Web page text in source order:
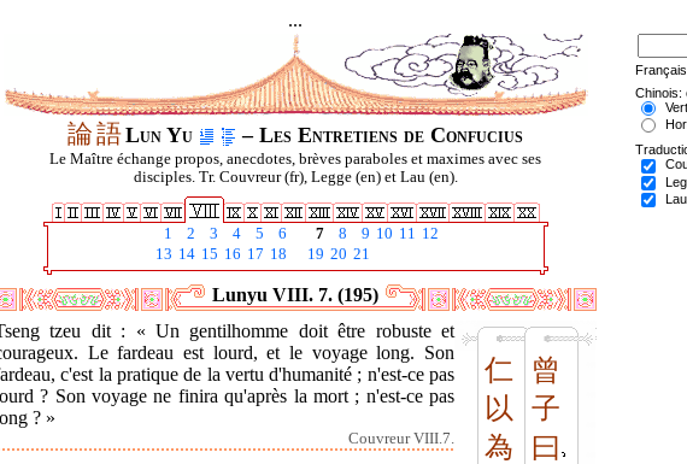
...
論語Lun Yu – Les Entretiens de Confucius
Le Maître échange propos, anecdotes, brèves paraboles et maximes avec ses
disciples. Tr. Couvreur (fr), Legge (en) et Lau (en).
1 2 3 4 5 6 7 8 9 10 11 12
13 14 15 16 17 18 19 20 21
Lunyu VIII. 7. (195)
仁
以
為
曾
子
曰
tzeu dit : « Un gentilhomme doit être robuste et
Le fardeau est lourd, et le voyage long. Son
c'est la pratique de la vertu d'humanité ; n'est-ce pas
? Son voyage ne finira qu'après la mort ; n'est-ce pas
? »
Couvreur VIII.7.
Chinois:
Lau